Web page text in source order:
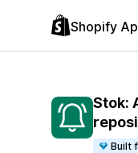
Shopify
Stok:
Built